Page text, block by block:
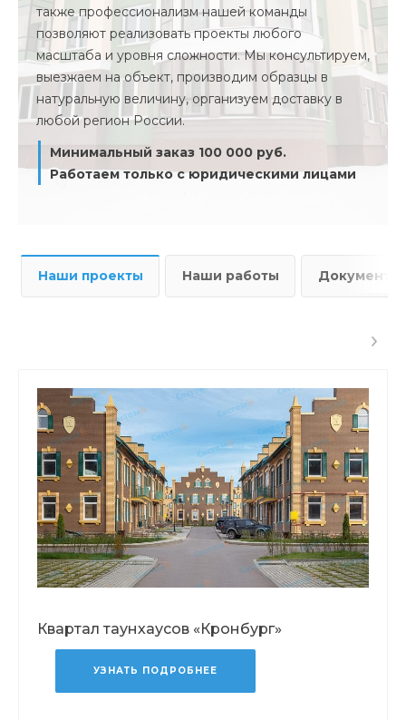
также профессионализм нашей команды
позволяют реализовать проекты любого
масштаба и уровня сложности. Мы консультируем,
выезжаем на объект, производим образцы в
натуральную величину, организуем доставку в
любой регион России.
Минимальный заказ 100 000 руб.
Работаем только с юридическими лицами
Наши проекты Наши работы Документы
Квартал таунхаусов «Кронбург»
УЗНАТЬ ПОДРОБНЕЕ